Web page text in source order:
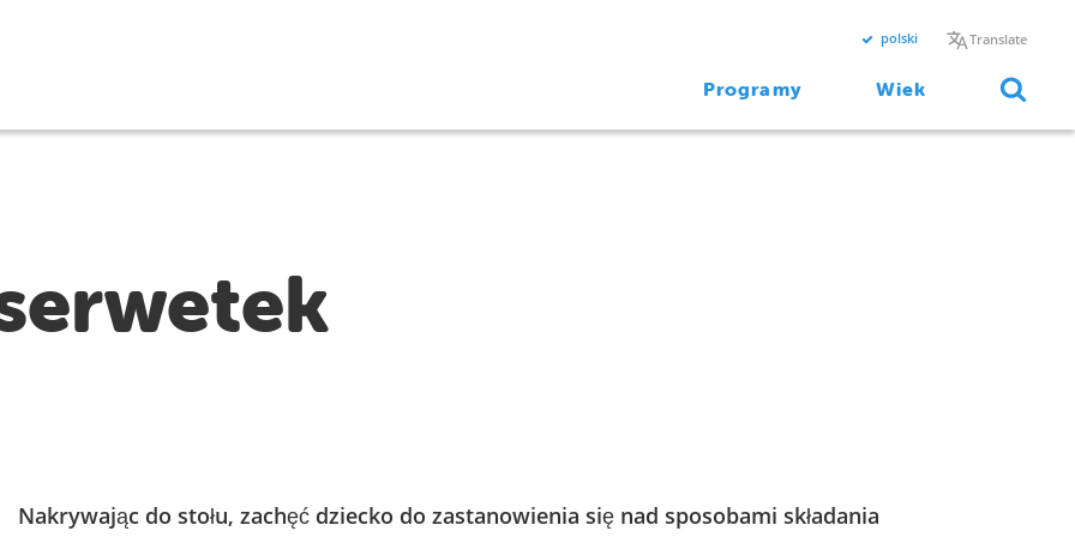
polski Translate
Programy Wiek
Nakrywając do stołu, zachęć dziecko do zastanowienia się nad sposobami składania